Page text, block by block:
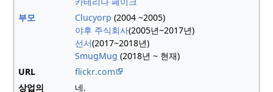
부모
Clucyorp (2004 ~2005)
야후 주식회사(2005년~2017년)
선서(2017~2018년)
SmugMug (2018년 ~ 현재)
URL
flickr.com
상업의
네.